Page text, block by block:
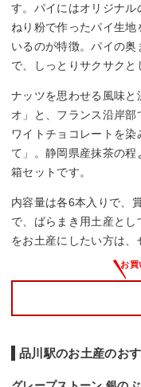
す。パイにはオリジナル
ねり粉で作ったパイ生
いるのが特徴。パイの
で、しっとりサクサクと
ナッツを思わせる風味と
オ」と、フランス沿岸
ワイトチョコレートを
て」。静岡県産抹茶の
箱セットです。
内容量は各6本入りで、
で、ばらまき用土産と
をお土産にしたい方は、
品川駅のお土産のお